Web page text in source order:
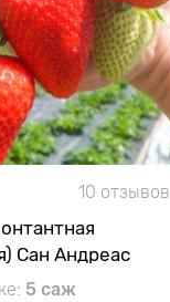
10 отзывов
Сан Андреас
5 саж